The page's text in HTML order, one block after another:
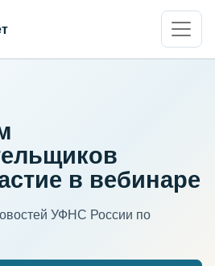
в вебинаре
УФНС России по